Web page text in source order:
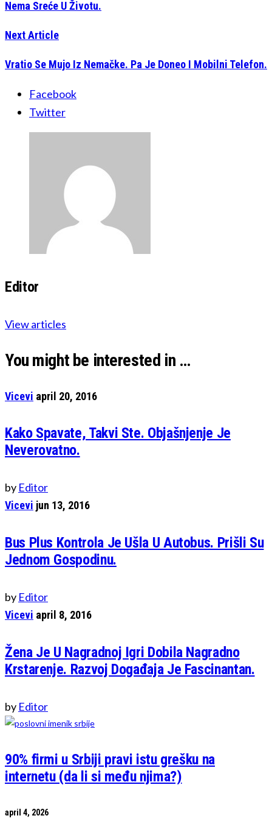
Nema Sreće U Životu.
Next Article
Vratio Se Mujo Iz Nemačke. Pa Je Doneo I Mobilni Telefon.
Facebook
Twitter
Editor
View articles
You might be interested in …
Vicevi april 20, 2016
Kako Spavate, Takvi Ste. Objašnjenje Je
Neverovatno.
by Editor
Vicevi jun 13, 2016
Bus Plus Kontrola Je Ušla U Autobus. Prišli Su
Jednom Gospodinu.
by Editor
Vicevi april 8, 2016
Žena Je U Nagradnoj Igri Dobila Nagradno
Krstarenje. Razvoj Događaja Je Fascinantan.
by Editor
90% firmi u Srbiji pravi istu grešku na
internetu (da li si među njima?)
april 4, 2026